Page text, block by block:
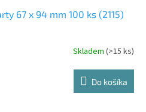
67 x 94 mm 100 ks (2115)
Skladem (>15 ks)
Do košíka